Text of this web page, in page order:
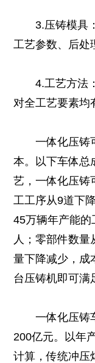
3.压铸模具
工艺参数、后处
4.工艺方法
对全工艺要素均
一体化压铸
本。以下车体总
艺，一体化压铸
工工序从9道下
45万辆年产能
人；零部件数
量下降减少，成
台压铸机即可满
一体化压铸
200亿元。以年
计算，传统冲压